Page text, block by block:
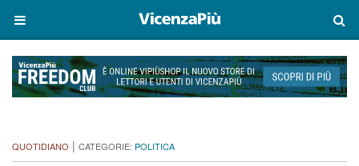
QUOTIDIANO | CATEGORIE: POLITICA